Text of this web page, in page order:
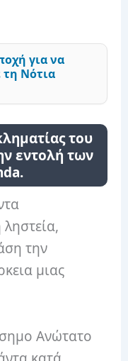
για να
τη Νότια
του
εντολή των
την
μιας
Ανώτατο